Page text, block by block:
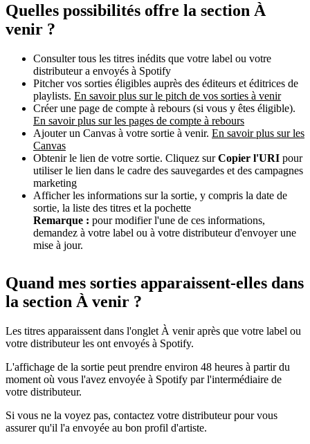
Quelles possibilités offre la section À
venir ?
Consulter tous les titres inédits que votre label ou votre
distributeur a envoyés à Spotify
Pitcher vos sorties éligibles auprès des éditeurs et éditrices de
playlists. En savoir plus sur le pitch de vos sorties à venir
Créer une page de compte à rebours (si vous y êtes éligible).
En savoir plus sur les pages de compte à rebours
Ajouter un Canvas à votre sortie à venir. En savoir plus sur les
Canvas
Obtenir le lien de votre sortie. Cliquez surCopier l'URI pour
utiliser le lien dans le cadre des sauvegardes et des campagnes
marketing
Afficher les informations sur la sortie, y compris la date de
sortie, la liste des titres et la pochette
Remarque : pour modifier l'une de ces informations,
demandez à votre label ou à votre distributeur d'envoyer une
mise à jour.
Quand mes sorties apparaissent-elles dans
la section À venir ?
Les titres apparaissent dans l'onglet À venir après que votre label ou
votre distributeur les ont envoyés à Spotify.
L'affichage de la sortie peut prendre environ 48 heures à partir du
moment où vous l'avez envoyée à Spotify par l'intermédiaire de
votre distributeur.
Si vous ne la voyez pas, contactez votre distributeur pour vous
assurer qu'il l'a envoyée au bon profil d'artiste.